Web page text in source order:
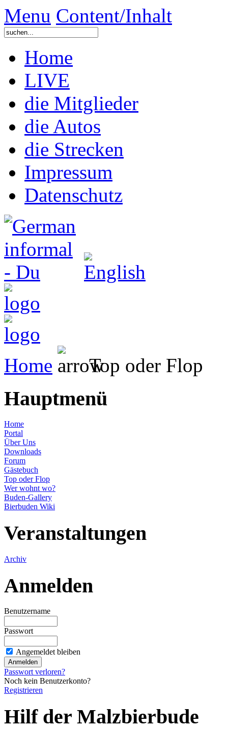
Menu Content/Inhalt
Home
LIVE
die Mitglieder
die Autos
die Strecken
Impressum
Datenschutz
Home Top oder Flop
Hauptmenü
Home
Portal
Über Uns
Downloads
Forum
Gästebuch
Top oder Flop
Wer wohnt wo?
Buden-Gallery
Bierbuden Wiki
Veranstaltungen
Archiv
Anmelden
Benutzername
Passwort
Angemeldet bleiben
Passwort verloren?
Noch kein Benutzerkonto?
Registrieren
Hilf der Malzbierbude